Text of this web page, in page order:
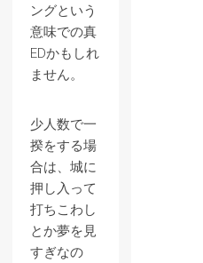
ングという
意味での真
EDかもしれ
ません。
少人数で一
揆をする場
合は、城に
押し入って
打ちこわし
とか夢を見
すぎなの